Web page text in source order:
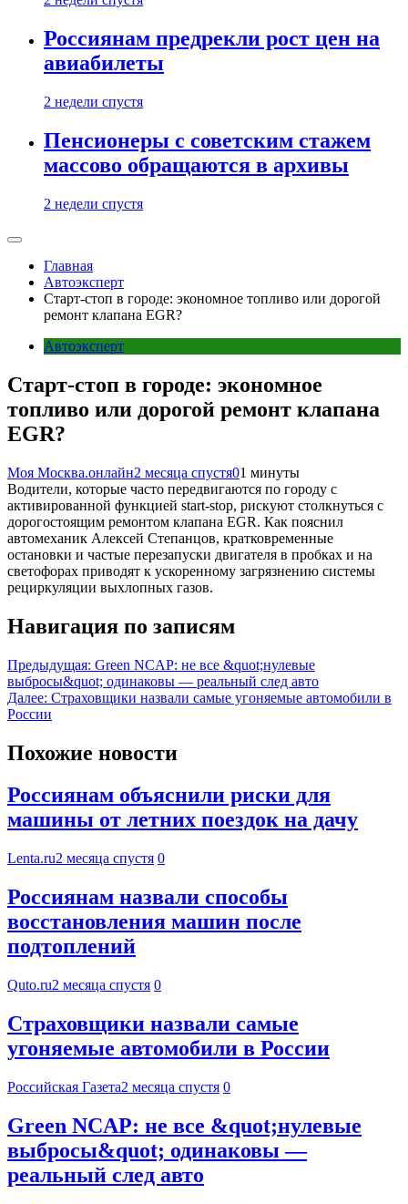
Россиянам предрекли рост цен на
авиабилеты
2 недели спустя
Пенсионеры с советским стажем
массово обращаются в архивы
2 недели спустя
Главная
Автоэксперт
Старт-стоп в городе: экономное топливо или дорогой
ремонт клапана EGR?
Автоэксперт
Старт-стоп в городе: экономное
топливо или дорогой ремонт клапана
EGR?
Моя Москва.онлайн2 месяца спустя01 минуты
Водители, которые часто передвигаются по городу с
активированной функцией start-stop, рискуют столкнуться с
дорогостоящим ремонтом клапана EGR. Как пояснил
автомеханик Алексей Степанцов, кратковременные
остановки и частые перезапуски двигателя в пробках и на
светофорах приводят к ускоренному загрязнению системы
рециркуляции выхлопных газов.
Навигация по записям
Предыдущая: Green NCAP: не все &quot;нулевые
выбросы&quot; одинаковы — реальный след авто
Далее: Страховщики назвали самые угоняемые автомобили в
России
Похожие новости
Россиянам объяснили риски для
машины от летних поездок на дачу
Lenta.ru2 месяца спустя 0
Россиянам назвали способы
восстановления машин после
подтоплений
Quto.ru2 месяца спустя 0
Страховщики назвали самые
угоняемые автомобили в России
Российская Газета2 месяца спустя 0
Green NCAP: не все &quot;нулевые
выбросы&quot; одинаковы —
реальный след авто